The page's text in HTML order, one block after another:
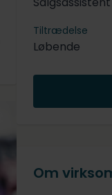
Tiltrædelse
Løbende
Om